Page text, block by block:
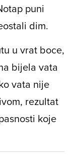
puni
dim.
u vrat boce,
bijela vata
vata nije
rezultat
koje